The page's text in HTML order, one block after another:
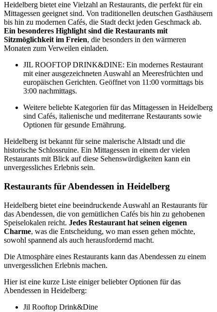
Heidelberg bietet eine Vielzahl an Restaurants, die perfekt für ein
Mittagessen geeignet sind. Von traditionellen deutschen Gasthäusern
bis hin zu modernen Cafés, die Stadt deckt jeden Geschmack ab.
Ein besonderes Highlight sind die Restaurants mit
Sitzmöglichkeit im Freien, die besonders in den wärmeren
Monaten zum Verweilen einladen.
JIL ROOFTOP DRINK&DINE: Ein modernes Restaurant
mit einer ausgezeichneten Auswahl an Meeresfrüchten und
europäischen Gerichten. Geöffnet von 11:00 vormittags bis
3:00 nachmittags.
Weitere beliebte Kategorien für das Mittagessen in Heidelberg
sind Cafés, italienische und mediterrane Restaurants sowie
Optionen für gesunde Ernährung.
Heidelberg ist bekannt für seine malerische Altstadt und die
historische Schlossruine. Ein Mittagessen in einem der vielen
Restaurants mit Blick auf diese Sehenswürdigkeiten kann ein
unvergessliches Erlebnis sein.
Restaurants für Abendessen in Heidelberg
Heidelberg bietet eine beeindruckende Auswahl an Restaurants für
das Abendessen, die von gemütlichen Cafés bis hin zu gehobenen
Speiselokalen reicht. Jedes Restaurant hat seinen eigenen
Charme, was die Entscheidung, wo man essen gehen möchte,
sowohl spannend als auch herausfordernd macht.
Die Atmosphäre eines Restaurants kann das Abendessen zu einem
unvergesslichen Erlebnis machen.
Hier ist eine kurze Liste einiger beliebter Optionen für das
Abendessen in Heidelberg:
Jil Rooftop Drink&Dine